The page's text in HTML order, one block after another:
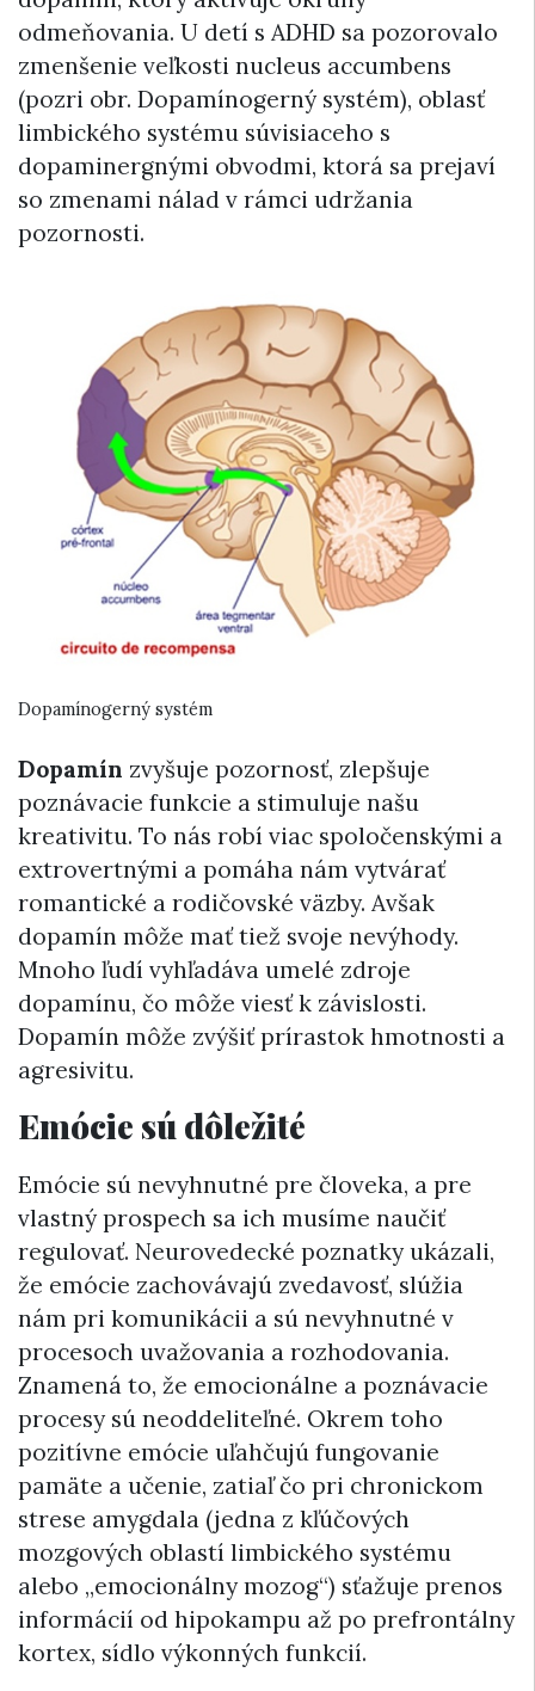
odmeňovania. U detí s ADHD sa pozorovalo
zmenšenie veľkosti nucleus accumbens
(pozri obr. Dopamínogerný systém), oblasť
limbického systému súvisiaceho s
dopaminergnými obvodmi, ktorá sa prejaví
so zmenami nálad v rámci udržania
pozornosti.
Dopamínogerný systém
Dopamín zvyšuje pozornosť, zlepšuje
poznávacie funkcie a stimuluje našu
kreativitu. To nás robí viac spoločenskými a
extrovertnými a pomáha nám vytvárať
romantické a rodičovské väzby. Avšak
dopamín môže mať tiež svoje nevýhody.
Mnoho ľudí vyhľadáva umelé zdroje
dopamínu, čo môže viesť k závislosti.
Dopamín môže zvýšiť prírastok hmotnosti a
agresivitu.
Emócie sú dôležité
Emócie sú nevyhnutné pre človeka, a pre
vlastný prospech sa ich musíme naučiť
regulovať. Neurovedecké poznatky ukázali,
že emócie zachovávajú zvedavosť, slúžia
nám pri komunikácii a sú nevyhnutné v
procesoch uvažovania a rozhodovania.
Znamená to, že emocionálne a poznávacie
procesy sú neoddeliteľné. Okrem toho
pozitívne emócie uľahčujú fungovanie
pamäte a učenie, zatiaľ čo pri chronickom
strese amygdala (jedna z kľúčových
mozgových oblastí limbického systému
alebo „emocionálny mozog“) sťažuje prenos
informácií od hipokampu až po prefrontálny
kortex, sídlo výkonných funkcií.